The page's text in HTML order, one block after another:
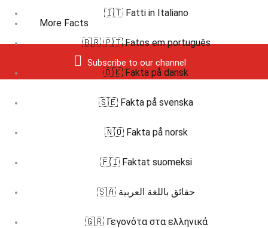
More Facts
Subscribe to our channel
🇮🇹 Fatti in Italiano
🇧🇷 🇵🇹 Fatos em português
🇩🇰 Fakta på dansk
🇸🇪 Fakta på svenska
🇳🇴 Fakta på norsk
🇫🇮 Faktat suomeksi
🇸🇦 حقائق باللغة العربية
🇬🇷 Γεγονότα στα ελληνικά